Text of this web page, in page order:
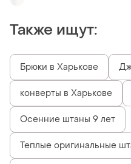
Также ищут:
Брюки в Харькове
конверты в Харькове
Осенние штаны 9 лет
Теплые оригинальные